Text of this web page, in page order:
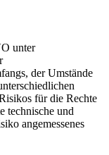
unter
der Umstände
für die Rechte
technische und
angemessenes